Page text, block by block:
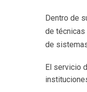
Dentro de
de
de
El servicio